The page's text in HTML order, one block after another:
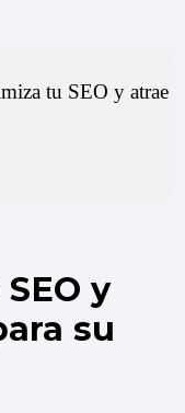
tu SEO y atrae
y
su